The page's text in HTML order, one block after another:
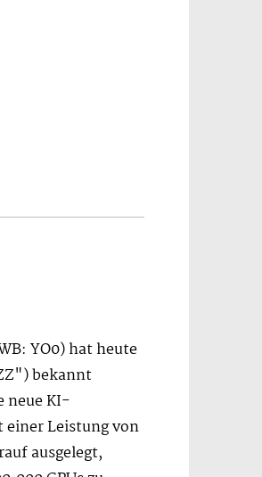
YO0) hat heute
bekannt
neue KI-
Leistung von
ausgelegt,